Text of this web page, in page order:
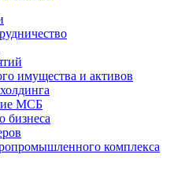
имущества и активов
МСБ
бизнеса
комплекса